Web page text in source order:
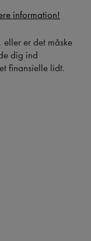
information!
er det måske
dig ind
finansielle lidt.